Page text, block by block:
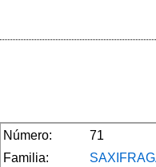
Número:
71
Familia: